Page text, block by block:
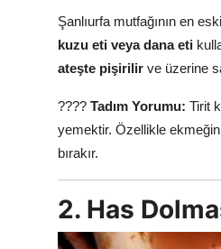
Şanlıurfa mutfağının en
kuzu eti veya dana eti
ateşte pişirilir ve üzerine
???? Tadım Yorumu: Tirit
yemektir. Özellikle
bırakır.
2. Has